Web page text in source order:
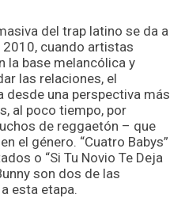
del trap latino se da a
cuando artistas
la base melancólica y
las relaciones, el
una perspectiva más
al poco tiempo, por
de reggaetón – que
el género. “Cuatro Babys”
o “Si Tu Novio Te Deja
son dos de las
esta etapa.